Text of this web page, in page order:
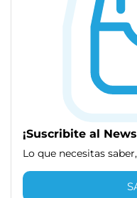
¡Suscribite al
Lo que necesitas